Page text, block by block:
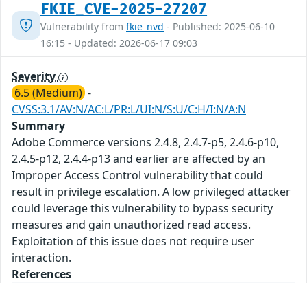
FKIE_CVE-2025-27207
Vulnerability from fkie_nvd - Published: 2025-06-10
16:15 - Updated: 2026-06-17 09:03
Severity
6.5 (Medium) -
CVSS:3.1/AV:N/AC:L/PR:L/UI:N/S:U/C:H/I:N/A:N
Summary
Adobe Commerce versions 2.4.8, 2.4.7-p5, 2.4.6-p10,
2.4.5-p12, 2.4.4-p13 and earlier are affected by an
Improper Access Control vulnerability that could
result in privilege escalation. A low privileged attacker
could leverage this vulnerability to bypass security
measures and gain unauthorized read access.
Exploitation of this issue does not require user
interaction.
References